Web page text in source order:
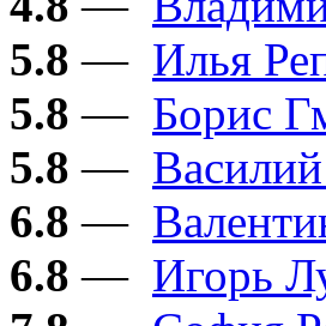
5.8 — Илья
5.8 — Борис
5.8 —
6.8 —
6.8 — Игорь